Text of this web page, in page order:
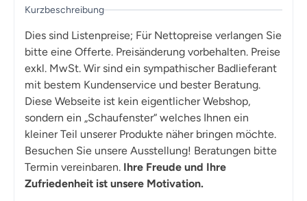
Kurzbeschreibung
Dies sind Listenpreise; Für Nettopreise verlangen Sie
bitte eine Offerte. Preisänderung vorbehalten. Preise
exkl. MwSt. Wir sind ein sympathischer Badlieferant
mit bestem Kundenservice und bester Beratung.
Diese Webseite ist kein eigentlicher Webshop,
sondern ein „Schaufenster“ welches Ihnen ein
kleiner Teil unserer Produkte näher bringen möchte.
Besuchen Sie unsere Ausstellung! Beratungen bitte
Termin vereinbaren. Ihre Freude und Ihre
Zufriedenheit ist unsere Motivation.